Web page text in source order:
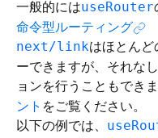
一般的にはuseRouter
命令型ルーティング
next/linkはほとん
ーできますが、それな
ョンを行うこともできま
ント をご覧ください。
以下の例では、